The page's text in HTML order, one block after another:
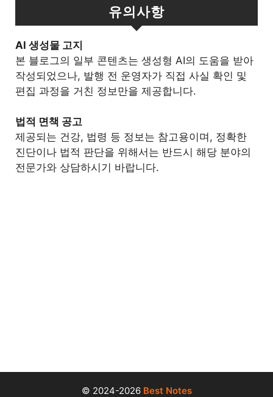
유의사항
Al 생성물 고지
본 블로그의 일부 콘텐츠는 생성형 AI의 도움을 받아
작성되었으나, 발행 전 운영자가 직접 사실 확인 및
편집 과정을 거친 정보만을 제공합니다.
법적 면책 공고
제공되는 건강, 법령 등 정보는 참고용이며, 정확한
진단이나 법적 판단을 위해서는 반드시 해당 분야의
전문가와 상담하시기 바랍니다.
© 2024-2026 Best Notes